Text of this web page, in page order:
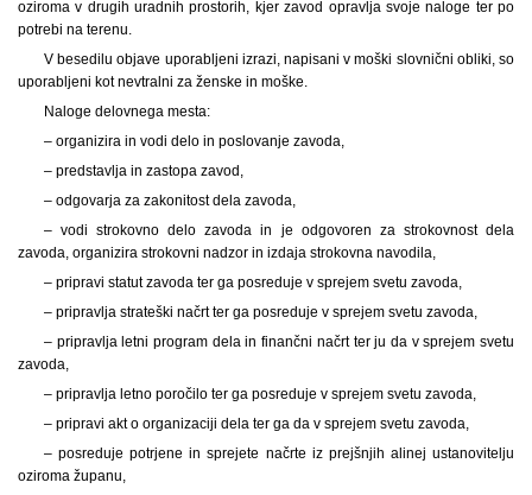
oziroma v drugih uradnih prostorih, kjer zavod opravlja svoje naloge ter po
potrebi na terenu.
V besedilu objave uporabljeni izrazi, napisani v moški slovnični obliki, so
uporabljeni kot nevtralni za ženske in moške.
Naloge delovnega mesta:
– organizira in vodi delo in poslovanje zavoda,
– predstavlja in zastopa zavod,
– odgovarja za zakonitost dela zavoda,
– vodi strokovno delo zavoda in je odgovoren za strokovnost dela
zavoda, organizira strokovni nadzor in izdaja strokovna navodila,
– pripravi statut zavoda ter ga posreduje v sprejem svetu zavoda,
– pripravlja strateški načrt ter ga posreduje v sprejem svetu zavoda,
– pripravlja letni program dela in finančni načrt ter ju da v sprejem svetu
zavoda,
– pripravlja letno poročilo ter ga posreduje v sprejem svetu zavoda,
– pripravi akt o organizaciji dela ter ga da v sprejem svetu zavoda,
– posreduje potrjene in sprejete načrte iz prejšnjih alinej ustanovitelju
oziroma županu,